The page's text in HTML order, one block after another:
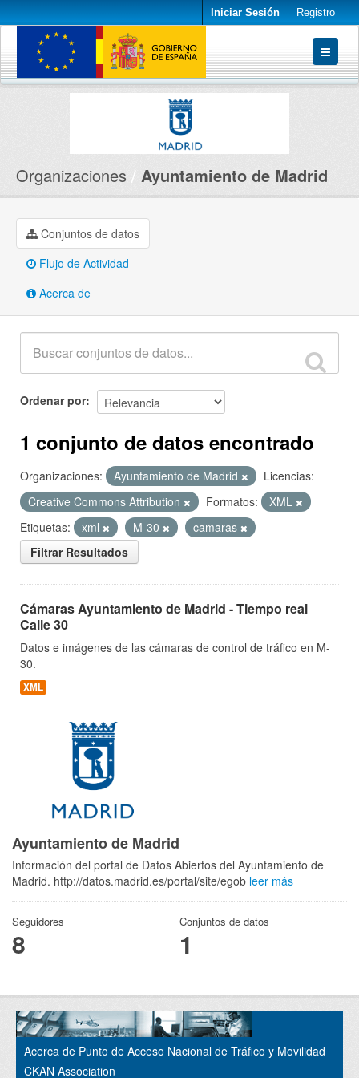
Iniciar Sesión Registro
Conjuntos de datos
Organizaciones Ayuntamiento de Madrid
Conjuntos de datos
Flujo de Actividad
Acerca de
Ordenar por
1 conjunto de datos encontrado
Organizaciones: Ayuntamiento de Madrid
Licencias:
Creative Commons Attribution
Formatos:
XML
Etiquetas:
xml M-30
camaras
Filtrar Resultados
Cámaras Ayuntamiento de Madrid - Tiempo real
Calle 30
Datos e imágenes de las cámaras de control de tráfico en M-
30.
XML
Ayuntamiento de Madrid
Información del portal de Datos Abiertos del Ayuntamiento de
Madrid. http://datos.madrid.es/portal/site/egob leer más
Seguidores
8
Conjuntos de datos
1
Acerca de Punto de Acceso Nacional de Tráfico y Movilidad
CKAN Association